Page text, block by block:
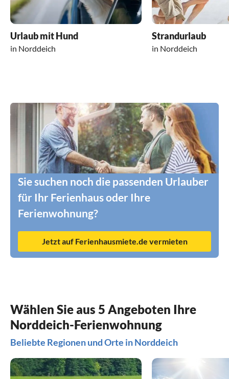
Urlaub mit Hund
in Norddeich
Strandurlaub
in Norddeich
Sie suchen noch die passenden Urlauber
für Ihr Ferienhaus oder Ihre
Ferienwohnung?
Jetzt auf Ferienhausmiete.de vermieten
Wählen Sie aus 5 Angeboten Ihre
Norddeich-Ferienwohnung
Beliebte Regionen und Orte in Norddeich